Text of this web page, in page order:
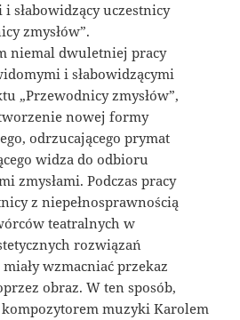
słabowidzący uczestnicy
zmysłów”.
niemal dwuletniej pracy
i słabowidzącymi
„Przewodnicy zmysłów”,
nowej formy
odrzucającego prymat
widza do odbioru
zmysłami. Podczas pracy
z niepełnosprawnością
teatralnych w
rozwiązań
wzmacniać przekaz
obraz. W ten sposób,
kompozytorem muzyki Karolem